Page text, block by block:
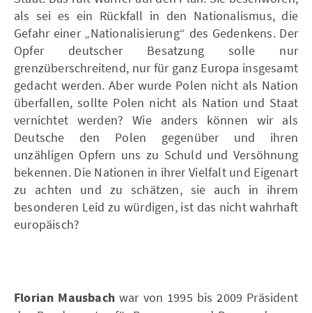
als sei es ein Rückfall in den Nationalismus, die
Gefahr einer „Nationalisierung“ des Gedenkens. Der
Opfer deutscher Besatzung solle nur
grenzüberschreitend, nur für ganz Europa insgesamt
gedacht werden. Aber wurde Polen nicht als Nation
überfallen, sollte Polen nicht als Nation und Staat
vernichtet werden? Wie anders können wir als
Deutsche den Polen gegenüber und ihren
unzähligen Opfern uns zu Schuld und Versöhnung
bekennen. Die Nationen in ihrer Vielfalt und Eigenart
zu achten und zu schätzen, sie auch in ihrem
besonderen Leid zu würdigen, ist das nicht wahrhaft
europäisch?
Florian Mausbachwar von 1995 bis 2009 Präsident